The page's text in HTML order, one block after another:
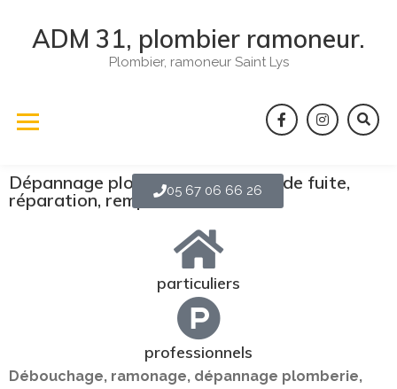
ADM 31, plombier ramoneur.
Plombier, ramoneur Saint Lys
Dépannage plomberie, recherche de fuite,
réparation, remplacement ...
particuliers
professionnels
Débouchage, ramonage, dépannage plomberie,
05 67 06 66 26